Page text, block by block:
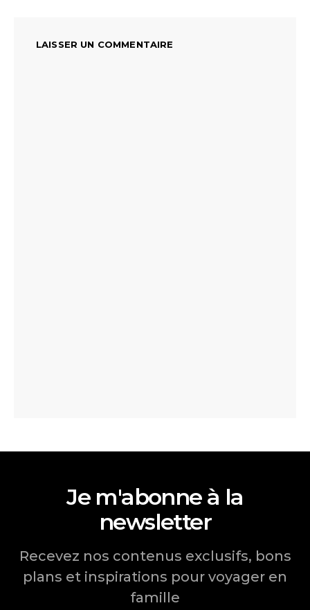
LAISSER UN COMMENTAIRE
Je m'abonne à la
newsletter
Recevez nos contenus exclusifs, bons
plans et inspirations pour voyager en
famille